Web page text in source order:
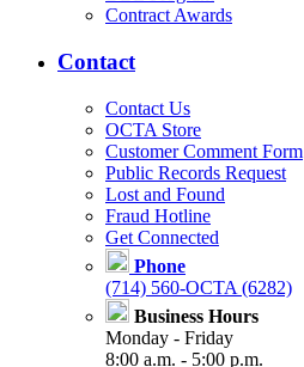
Contract Awards
Contact
Contact Us
OCTA Store
Customer Comment Form
Public Records Request
Lost and Found
Fraud Hotline
Get Connected
Phone
(714) 560-OCTA (6282)
Business Hours
Monday - Friday
8:00 a.m. - 5:00 p.m.